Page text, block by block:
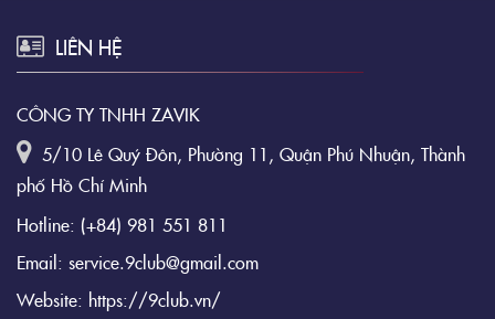
LIÊN HỆ
CÔNG TY TNHH ZAVIK
5/10 Lê Quý Đôn, Phường 11, Quận Phú Nhuận, Thành
phố Hồ Chí Minh
Hotline: (+84) 981 551 811
Email: service.9club@gmail.com
Website: https://9club.vn/